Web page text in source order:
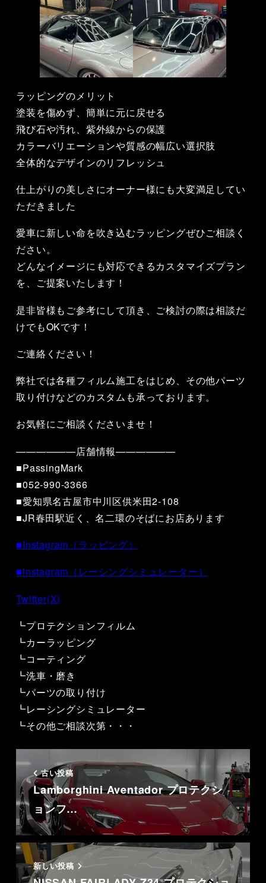
ラッピングのメリット
塗装を傷めず、簡単に元に戻せる
飛び石や汚れ、紫外線からの保護
カラーバリエーションや質感の幅広い選択肢
全体的なデザインのリフレッシュ
仕上がりの美しさにオーナー様にも大変満足してい
ただきました
愛車に新しい命を吹き込むラッピングぜひご相談く
ださい。
どんなイメージにも対応できるカスタマイズプラン
を、ご提案いたします！
是非皆様もご参考にして頂き、ご検討の際は相談だ
けでもOKです！
ご連絡ください！
弊社では各種フィルム施工をはじめ、その他パーツ
取り付けなどのカスタムも承っております。
お気軽にご相談くださいませ！
——————店舗情報——————
■PassingMark
■052-990-3366
■愛知県名古屋市中川区供米田2-108
■JR春田駅近く、名二環のそばにお店あります
■Instagram（ラッピング）
■instagram（レーシングシミュレーター）
Twitter(X)
┗プロテクションフィルム
┗カーラッピング
┗コーティング
┗洗車・磨き
┗パーツの取り付け
┗レーシングシミュレーター
┗その他ご相談次第・・・
古い投稿
Lamborghini Aventador プロテクシ
ョンフ…
新しい投稿